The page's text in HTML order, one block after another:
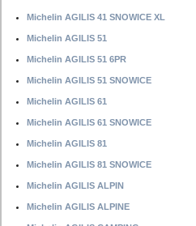
Michelin AGILIS 41 SNOWICE XL
Michelin AGILIS 51
Michelin AGILIS 51 6PR
Michelin AGILIS 51 SNOWICE
Michelin AGILIS 61
Michelin AGILIS 61 SNOWICE
Michelin AGILIS 81
Michelin AGILIS 81 SNOWICE
Michelin AGILIS ALPIN
Michelin AGILIS ALPINE